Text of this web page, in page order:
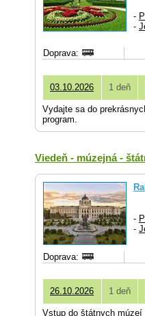
-
-
Doprava:
03.10.2026 1 deň
Vydajte sa do
program.
Viedeň - múzejná -
-
-
Doprava:
26.10.2026 1 deň
Vstup do štátnych múzeí